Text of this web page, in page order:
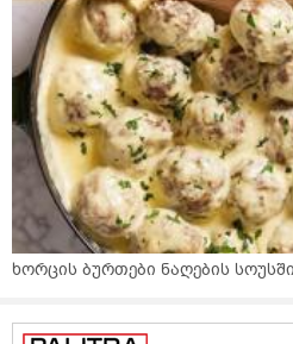
ხორცის ბურთები ნაღების